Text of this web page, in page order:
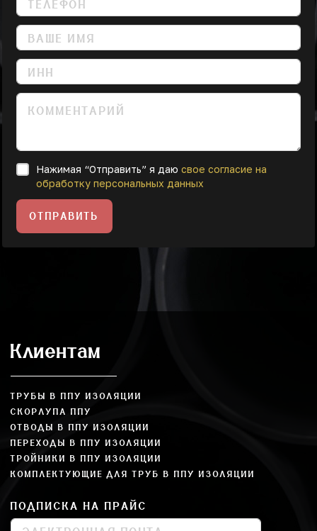
Нажимая “Отправить” я даю свое согласие на
обработку персональных данных
ОТПРАВИТЬ
Клиентам
ТРУБЫ В ППУ ИЗОЛЯЦИИ
СКОРЛУПА ППУ
ОТВОДЫ В ППУ ИЗОЛЯЦИИ
ПЕРЕХОДЫ В ППУ ИЗОЛЯЦИИ
ТРОЙНИКИ В ППУ ИЗОЛЯЦИИ
КОМПЛЕКТУЮЩИЕ ДЛЯ ТРУБ В ППУ ИЗОЛЯЦИИ
ПОДПИСКА НА ПРАЙС